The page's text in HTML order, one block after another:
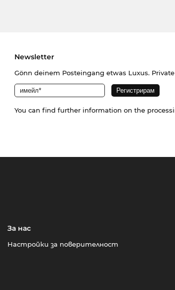
Newsletter
Gönn deinem Posteingang etwas Luxus.
You can find further information on the
За нас
Настройки за поверителност